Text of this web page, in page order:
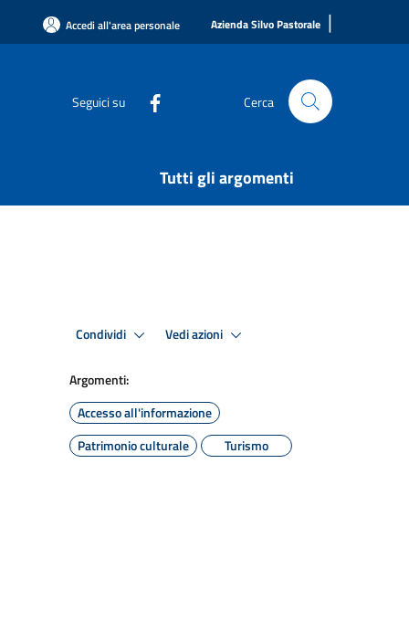
Accedi all'area personale Azienda Silvo Pastorale |
Seguici su Cerca
Tutti gli argomenti
Condividi Vedi azioni
Argomenti:
Accesso all'informazione
Patrimonio culturale
Turismo